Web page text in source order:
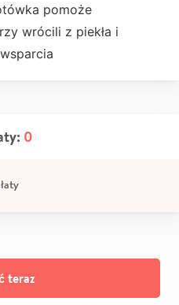
pomoże
wrócili z piekła i
0
teraz